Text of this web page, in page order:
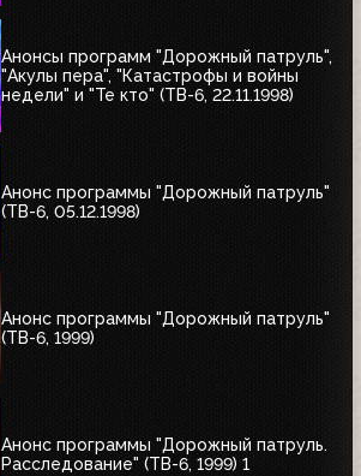
Анонсы программ "Дорожный патруль",
"Акулы пера", "Катастрофы и войны
недели" и "Те кто" (ТВ-6, 22.11.1998)
Анонс программы "Дорожный патруль"
(ТВ-6, 05.12.1998)
Анонс программы "Дорожный патруль"
(ТВ-6, 1999)
Анонс программы "Дорожный патруль.
Расследование" (ТВ-6, 1999) 1